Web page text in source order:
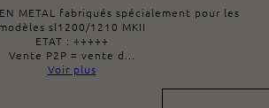
METAL fabriqués spécialement pour les
modèles sl1200/1210 MKII
ETAT : +++++
Vente P2P = vente d...
Voir plus